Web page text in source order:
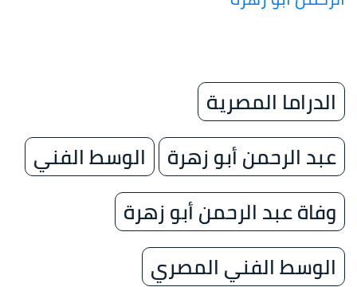
الدراما المصرية
عبد الرحمن أبو زهرة
الوسط الفني
وفاة عبد الرحمن أبو زهرة
الوسط الفني المصري